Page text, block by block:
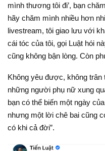
mình thương tôi đi’, bạn
hãy chăm mình nhiều hơn
livestream, tôi giao lưu với
cái tóc của tôi, gọi Luật hói
cũng không bận lòng. Còn
Không yêu được, không
những người phụ nữ xung
bạn có thể biến một ngày
nhưng một lời chê bai cũng
có khi cả đời”.